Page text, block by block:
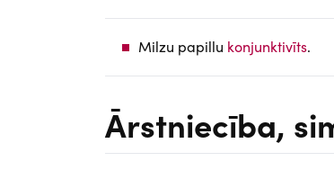
Milzu papillu konjunktivīts.
Ārstniecība,